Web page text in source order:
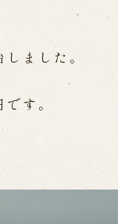
約
予約
ました。
す。